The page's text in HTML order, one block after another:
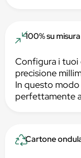
100% su misura
Configura i
precisione
In questo
perfettamente
Cartone